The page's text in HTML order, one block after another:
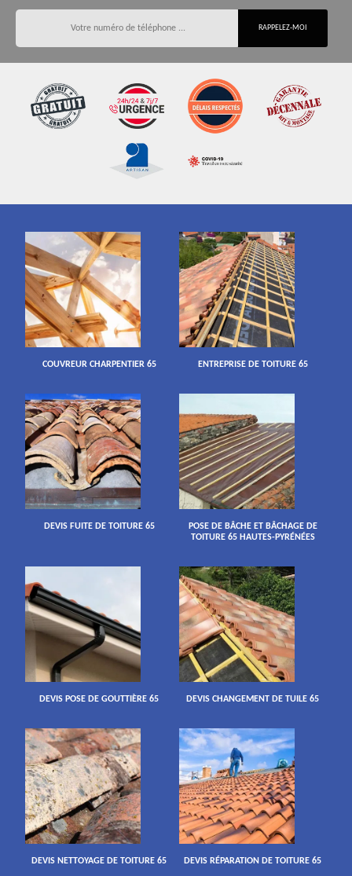
COUVREUR CHARPENTIER 65 ENTREPRISE DE TOITURE 65
DEVIS FUITE DE TOITURE 65
POSE DE BÂCHE ET BÂCHAGE DE
TOITURE 65 HAUTES-PYRÉNÉES
DEVIS POSE DE GOUTTIÈRE 65 DEVIS CHANGEMENT DE TUILE 65
DEVIS NETTOYAGE DE TOITURE 65 DEVIS RÉPARATION DE TOITURE 65